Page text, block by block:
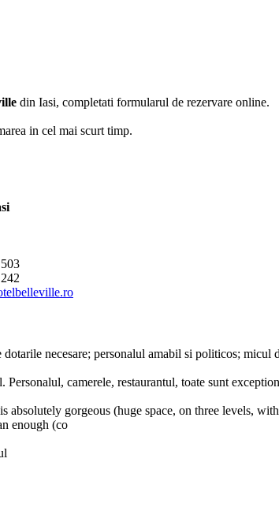
din Iasi, completati formularul de rezervare online.
in cel mai scurt timp.
dotarile necesare; personalul amabil si politicos;
camerele, restaurantul, toate sunt
absolutely gorgeous (huge space, on three levels,
enough (co